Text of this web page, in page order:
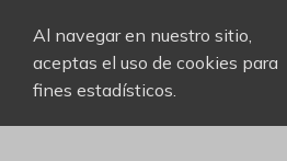
Al navegar en nuestro sitio,
aceptas el uso de cookies para
fines estadísticos.